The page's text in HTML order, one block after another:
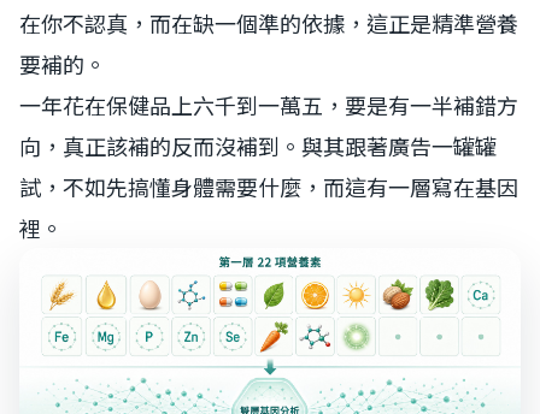
在你不認真，而在缺一個準的依據，這正是精準營養
要補的。
一年花在保健品上六千到一萬五，要是有一半補錯方
向，真正該補的反而沒補到。與其跟著廣告一罐罐
試，不如先搞懂身體需要什麼，而這有一層寫在基因
裡。